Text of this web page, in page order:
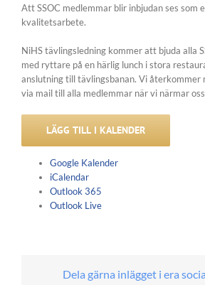
Att SSOC medlemmar blir inbjudan ses som
kvalitetsarbete.
NiHS tävlingsledning kommer att bjuda alla
med ryttare på en härlig lunch i stora
anslutning till tävlingsbanan. Vi återkommer
via mail till alla medlemmar när vi närmar
LÄGG TILL I KALENDER
Google Kalender
iCalendar
Outlook 365
Outlook Live
Dela gärna inlägget i era